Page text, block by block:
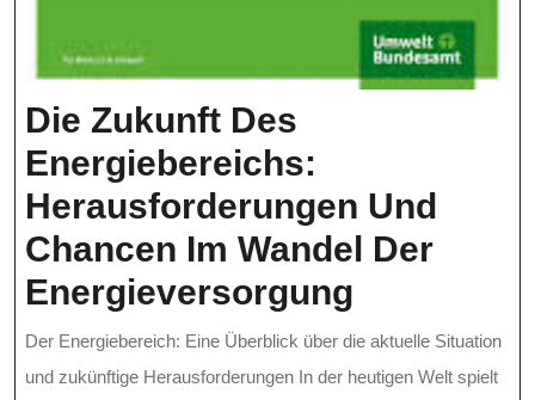
Die Zukunft Des
Energiebereichs:
Herausforderungen Und
Chancen Im Wandel Der
Energieversorgung
Zukunft
Des
Der Energiebereich: Eine Überblick über die aktuelle Situation
und zukünftige Herausforderungen In der heutigen Welt spielt